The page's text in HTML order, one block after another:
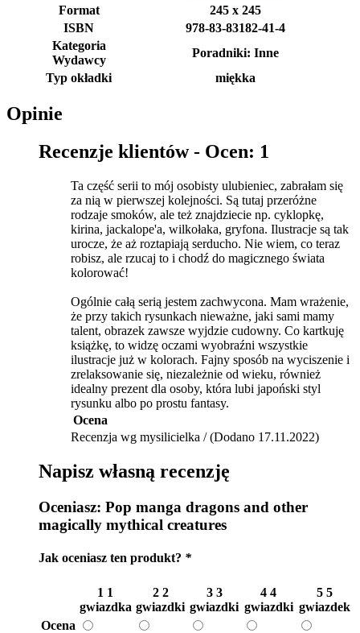
Format
245 x 245
ISBN
978-83-83182-41-4
Kategoria
Wydawcy
Poradniki: Inne
Typ okładki
miękka
Opinie
Recenzje klientów - Ocen: 1
Ta część serii to mój osobisty ulubieniec, zabrałam się
za nią w pierwszej kolejności. Są tutaj przeróżne
rodzaje smoków, ale też znajdziecie np. cyklopkę,
kirina, jackalope'a, wilkołaka, gryfona. Ilustracje są tak
urocze, że aż roztapiają serducho. Nie wiem, co teraz
robisz, ale rzucaj to i chodź do magicznego świata
kolorować!
Ogólnie całą serią jestem zachwycona. Mam wrażenie,
że przy takich rysunkach nieważne, jaki sami mamy
talent, obrazek zawsze wyjdzie cudowny. Co kartkuję
książkę, to widzę oczami wyobraźni wszystkie
ilustracje już w kolorach. Fajny sposób na wyciszenie i
zrelaksowanie się, niezależnie od wieku, również
idealny prezent dla osoby, która lubi japoński styl
rysunku albo po prostu fantasy.
Ocena
Recenzja wg mysilicielka / (Dodano 17.11.2022)
Napisz własną recenzję
Oceniasz: Pop manga dragons and other
magically mythical creatures
Jak oceniasz ten produkt? *
1 1
gwiazdka
2 2
gwiazdki
3 3
gwiazdki
4 4
gwiazdki
5 5
gwiazdek
Ocena